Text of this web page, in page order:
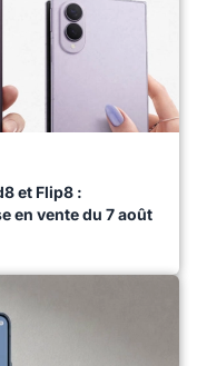
et Flip8 :
en vente du 7 août